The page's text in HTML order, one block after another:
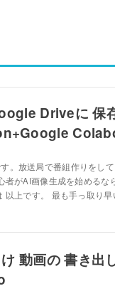
Driveに 保
。放送局で番組作りをし
者がAI画像生成を始めるな
上です。 最も手っ取り早
け 動画の 書き出